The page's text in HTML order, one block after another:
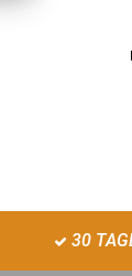
30